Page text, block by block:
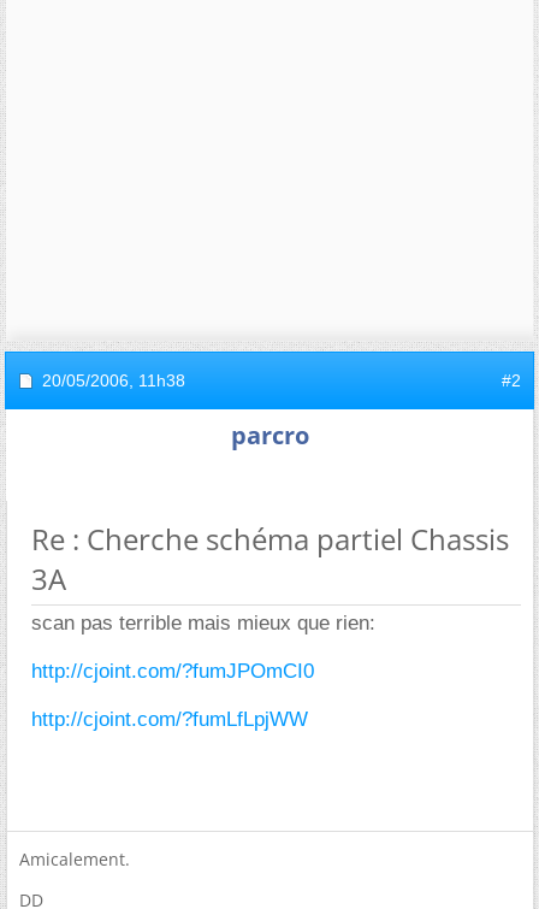
20/05/2006, 11h38 #2
parcro
Re : Cherche schéma partiel Chassis
3A
scan pas terrible mais mieux que rien:
http://cjoint.com/?fumJPOmCI0
http://cjoint.com/?fumLfLpjWW
Amicalement.
DD